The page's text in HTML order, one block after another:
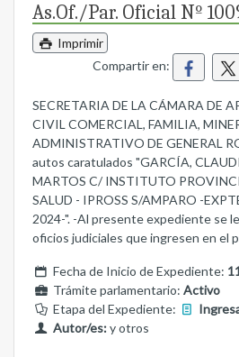
As.Of./Par. Oficial Nº
Imprimir
Compartir en:
SECRETARIA DE LA CÁMARA DE
CIVIL COMERCIAL, FAMILIA,
ADMINISTRATIVO DE GENERAL
autos caratulados "GARCÍA,
MARTOS C/ INSTITUTO
SALUD - IPROSS S/AMPARO -
2024-". -Al presente expediente se
oficios judiciales que ingresen en el
Fecha de Inicio de Expediente:
Trámite parlamentario: Activo
Etapa del Expediente:
Autor/es:y otros